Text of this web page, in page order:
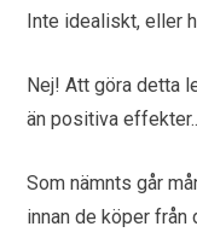
Inte idealiskt, eller
Nej! Att göra detta
än positiva effekter..
Som nämnts går
innan de köper från